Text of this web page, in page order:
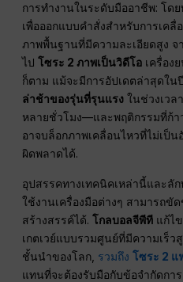
การทำงานในระดับมืออาชีพ: โด
เพื่อออกแบบคำสั่งสำหรับการเค
ภาพพื้นฐานที่มีความละเอียดสูง
ไปโซระ 2 ภาพเป็นวิดีโอ เครื่อง
ก็ตาม แม้จะมีการอัปเดตล่าสุดใน
ล่าช้าของรุ่นที่รุนแรง ในช่วงเวล
หลายชั่วโมง—และพฤติกรรมที่ก้า
อาจบล็อกภาพเคลื่อนไหวที่ไม่เป็
ผิดพลาดได้.
อุปสรรคทางเทคนิคเหล่านี้และลั
ใช้งานเครื่องมือต่างๆ สามารถขั
สร้างสรรค์ได้.โกลบอลจีพีที แก้ไ
เกตเวย์แบบรวมศูนย์ที่มีความเร็ว
ชั้นนำของโลก, รวมถึงโซระ 2
แทนที่จะต้องรับมือกับข้อจำกัดกา